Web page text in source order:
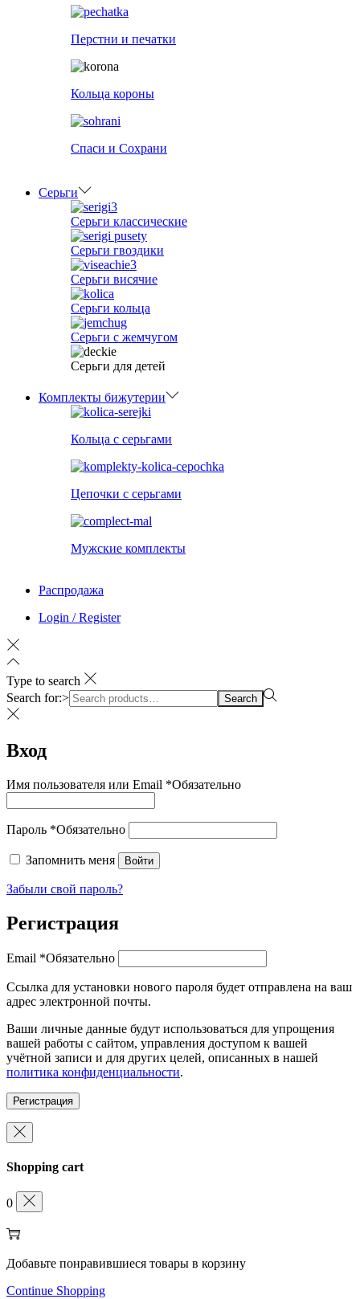
Перстни и печатки
Кольца короны
Спаси и Сохрани
Серьги
Серьги классические
Серьги гвоздики
Серьги висячие
Серьги кольца
Серьги с жемчугом
Серьги для детей
Комплекты бижутерии
Кольца с серьгами
Цепочки с серьгами
Мужские комплекты
Распродажа
Login / Register
Type to search
Search for:>
Search
Вход
Имя пользователя или Email *Обязательно
Пароль *Обязательно
Запомнить меня Войти
Забыли свой пароль?
Регистрация
Email *Обязательно
Ссылка для установки нового пароля будет отправлена ​​на ваш
адрес электронной почты.
Ваши личные данные будут использоваться для упрощения
вашей работы с сайтом, управления доступом к вашей
учётной записи и для других целей, описанных в нашей
политика конфиденциальности.
Регистрация
Shopping cart
0
Добавьте понравившиеся товары в корзину
Continue Shopping